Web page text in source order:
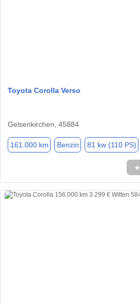
Toyota Corolla Verso
Gelsenkirchen, 45884
161.000 km Benzin 81 kw (110 PS)
★